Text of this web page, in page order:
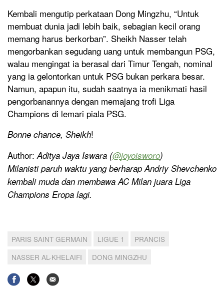
Kembali mengutip perkataan Dong Mingzhu, “Untuk
membuat dunia jadi lebih baik, sebagian kecil orang
memang harus berkorban”. Sheikh Nasser telah
mengorbankan segudang uang untuk membangun PSG,
walau mengingat ia berasal dari Timur Tengah, nominal
yang ia gelontorkan untuk PSG bukan perkara besar.
Namun, apapun itu, sudah saatnya ia menikmati hasil
pengorbanannya dengan memajang trofi Liga
Champions di lemari piala PSG.
Bonne chance, Sheikh!
Author:Aditya Jaya Iswara (@joyoisworo)
Milanisti paruh waktu yang berharap Andriy Shevchenko
kembali muda dan membawa AC Milan juara Liga
Champions Eropa lagi.
PARIS SAINT GERMAIN LIGUE 1
PRANCIS
NASSER AL-KHELAIFI
DONG MINGZHU